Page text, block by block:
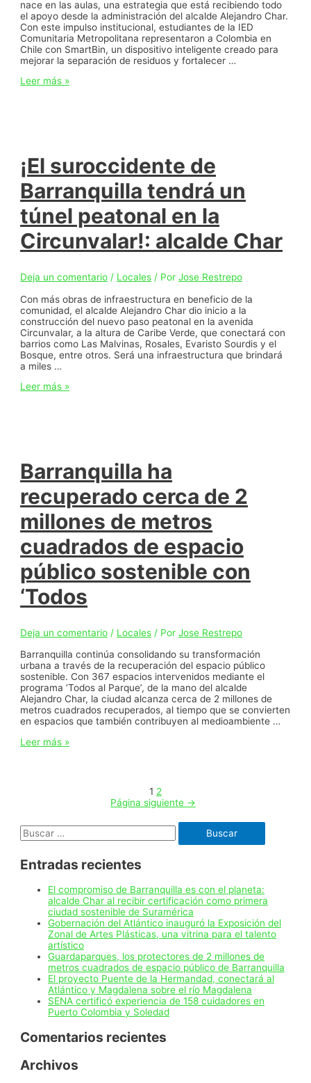
nace en las aulas, una estrategia que está recibiendo todo
el apoyo desde la administración del alcalde Alejandro Char.
Con este impulso institucional, estudiantes de la IED
Comunitaria Metropolitana representaron a Colombia en
Chile con SmartBin, un dispositivo inteligente creado para
mejorar la separación de residuos y fortalecer …
Estudiantes
dispositivo
inteligente
que
promueve
el
reciclaje
con
inteligencia
artificial
Leer más »
¡El suroccidente de
Barranquilla tendrá un
túnel peatonal en la
Circunvalar!: alcalde Char
Deja un comentario / Locales / PorJose Restrepo
Con más obras de infraestructura en beneficio de la
comunidad, el alcalde Alejandro Char dio inicio a la
construcción del nuevo paso peatonal en la avenida
Circunvalar, a la altura de Caribe Verde, que conectará con
barrios como Las Malvinas, Rosales, Evaristo Sourdis y el
Bosque, entre otros. Será una infraestructura que brindará
a miles …
¡El
peatonal
en
la
Circunvalar!:
alcalde
Char
Leer más »
Barranquilla ha
recuperado cerca de 2
millones de metros
cuadrados de espacio
público sostenible con
‘Todos
Deja un comentario / Locales / PorJose Restrepo
Barranquilla continúa consolidando su transformación
urbana a través de la recuperación del espacio público
sostenible. Con 367 espacios intervenidos mediante el
programa ‘Todos al Parque’, de la mano del alcalde
Alejandro Char, la ciudad alcanza cerca de 2 millones de
metros cuadrados recuperados, al tiempo que se convierten
en espacios que también contribuyen al medioambiente …
Barranquilla
metros
cuadrados
espacio
sostenible
‘Todos
Leer más »
entradas
1 2
Página siguiente →
Buscar:
Entradas recientes
El compromiso de Barranquilla es con el planeta:
alcalde Char al recibir certificación como primera
ciudad sostenible de Suramérica
Gobernación del Atlántico inauguró la Exposición del
Zonal de Artes Plásticas, una vitrina para el talento
artístico
Guardaparques, los protectores de 2 millones de
metros cuadrados de espacio público de Barranquilla
El proyecto Puente de la Hermandad, conectará al
Atlántico y Magdalena sobre el río Magdalena
SENA certificó experiencia de 158 cuidadores en
Puerto Colombia y Soledad
Comentarios recientes
Archivos